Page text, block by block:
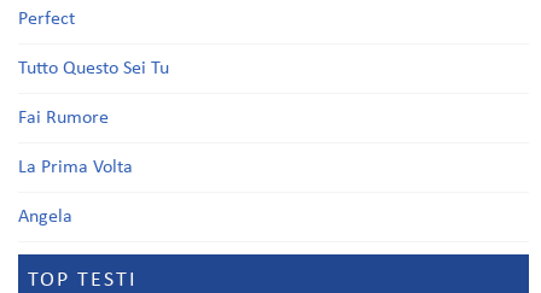
Perfect
Tutto Questo Sei Tu
Fai Rumore
La Prima Volta
Angela
TOP TESTI